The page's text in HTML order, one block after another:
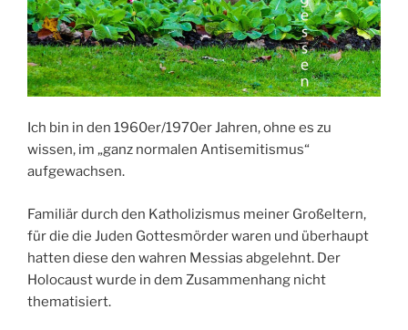
Ich bin in den 1960er/1970er Jahren, ohne es zu
wissen, im „ganz normalen Antisemitismus“
aufgewachsen.
Familiär durch den Katholizismus meiner Großeltern,
für die die Juden Gottesmörder waren und überhaupt
hatten diese den wahren Messias abgelehnt. Der
Holocaust wurde in dem Zusammenhang nicht
thematisiert.